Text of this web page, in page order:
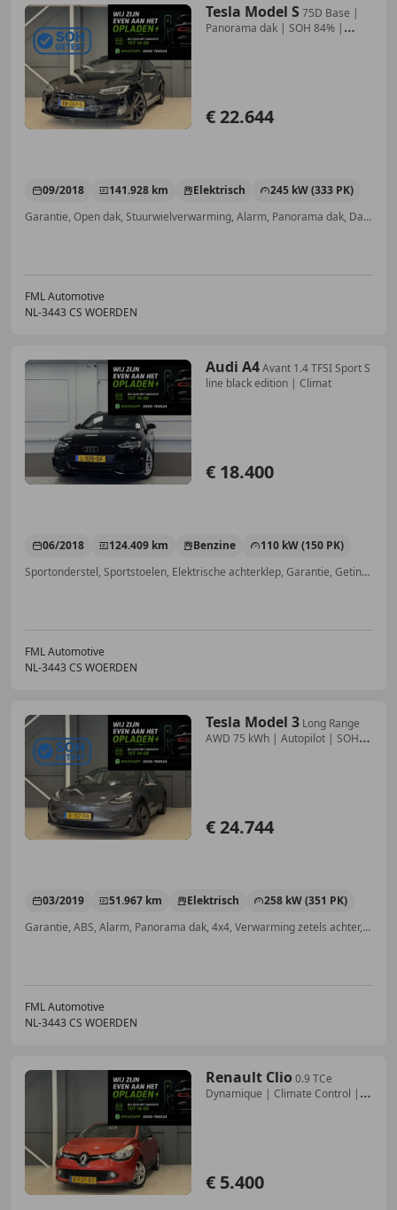
Tesla Model S 75D Base |
Panorama dak | SOH 84% |
€ 22.644
09/2018 141.928 km Elektrisch
245 kW (333 PK)
Garantie, Open dak, Stuurwielverwarming, Alarm, Panorama dak, Dagrijverlichting, Airbag passagier, LED verlichting
FML Automotive
NL-3443 CS WOERDEN
Audi A4Avant 1.4 TFSI Sport S
line black edition | Climat
€ 18.400
06/2018 124.409 km Benzine
110 kW (150 PK)
Sportonderstel, Sportstoelen, Elektrische achterklep, Garantie, Getinte ramen, LED verlichting, Stoelverwarming, Navigatiesysteem
FML Automotive
NL-3443 CS WOERDEN
Tesla Model 3 Long Range
AWD 75 kWh | Autopilot | SOH
€ 24.744
03/2019 51.967 km Elektrisch
258 kW (351 PK)
Garantie, ABS, Alarm, Panorama dak, 4x4, Verwarming zetels achter, Dodehoekdetectie, Zij-airbags
FML Automotive
NL-3443 CS WOERDEN
Renault Clio 0.9 TCe
Dynamique | Climate Control | R-
€ 5.400